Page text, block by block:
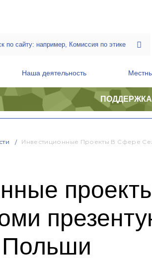
Наша деятельность
Инвестиционные Проекты В Сфере
Польши